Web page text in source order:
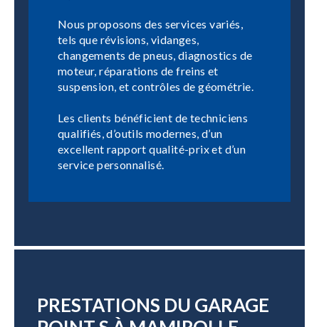
Nous proposons des services variés,
tels que révisions, vidanges,
changements de pneus, diagnostics de
moteur, réparations de freins et
suspension, et contrôles de géométrie.
Les clients bénéficient de techniciens
qualifiés, d’outils modernes, d’un
excellent rapport qualité-prix et d’un
service personnalisé.
PRESTATIONS DU GARAGE